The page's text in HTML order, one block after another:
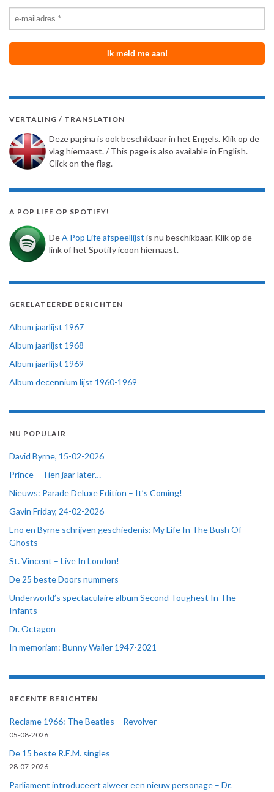
VERTALING / TRANSLATION
Deze pagina is ook beschikbaar in het Engels. Klik op de
vlag hiernaast. / This page is also available in English.
Click on the flag.
A POP LIFE OP SPOTIFY!
DeA Pop Life afspeellijst is nu beschikbaar. Klik op de
link of het Spotify icoon hiernaast.
GERELATEERDE BERICHTEN
Album jaarlijst 1967
Album jaarlijst 1968
Album jaarlijst 1969
Album decennium lijst 1960-1969
NU POPULAIR
David Byrne, 15-02-2026
Prince – Tien jaar later…
Nieuws: Parade Deluxe Edition – It’s Coming!
Gavin Friday, 24-02-2026
Eno en Byrne schrijven geschiedenis: My Life In The Bush Of
Ghosts
St. Vincent – Live In London!
De 25 beste Doors nummers
Underworld’s spectaculaire album Second Toughest In The
Infants
Dr. Octagon
In memoriam: Bunny Wailer 1947-2021
RECENTE BERICHTEN
Reclame 1966: The Beatles – Revolver
05-08-2026
De 15 beste R.E.M. singles
28-07-2026
Parliament introduceert alweer een nieuw personage – Dr.